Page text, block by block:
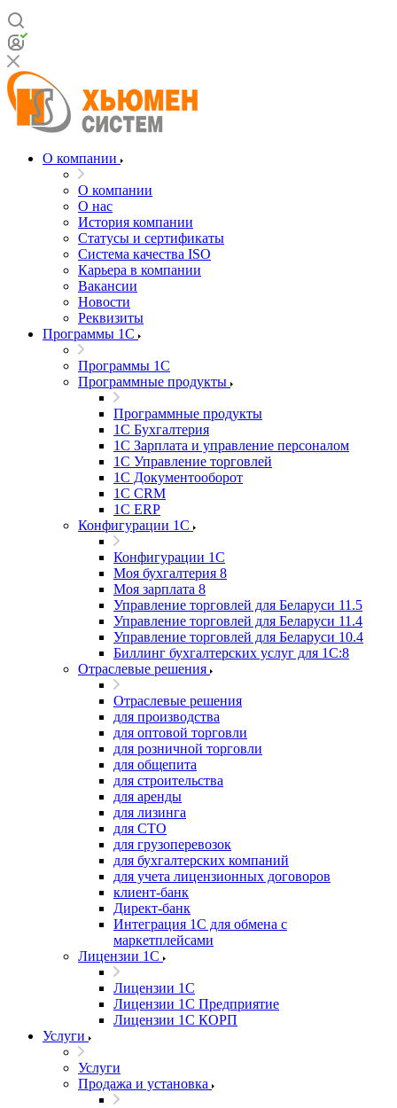
О компании
О компании
О нас
История компании
Статусы и сертификаты
Система качества ISO
Карьера в компании
Вакансии
Новости
Реквизиты
Программы 1С
Программы 1С
Программные продукты
Программные продукты
1С Бухгалтерия
1С Зарплата и управление персоналом
1С Управление торговлей
1С Документооборот
1С CRM
1С ERP
Конфигурации 1С
Конфигурации 1С
Моя бухгалтерия 8
Моя зарплата 8
Управление торговлей для Беларуси 11.5
Управление торговлей для Беларуси 11.4
Управление торговлей для Беларуси 10.4
Биллинг бухгалтерских услуг для 1С:8
Отраслевые решения
Отраслевые решения
для производства
для оптовой торговли
для розничной торговли
для общепита
для строительства
для аренды
для лизинга
для СТО
для грузоперевозок
для бухгалтерских компаний
для учета лицензионных договоров
клиент-банк
Директ-банк
Интеграция 1C для обмена с
маркетплейсами
Лицензии 1С
Лицензии 1С
Лицензии 1С Предприятие
Лицензии 1С КОРП
Услуги
Услуги
Продажа и установка